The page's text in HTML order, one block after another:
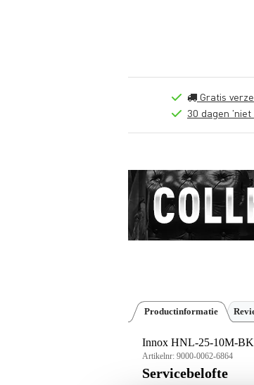
Gratis
30 dagen
Productinformatie
Innox HNL-25-10M-BK
Artikelnr: 9000-0062-6864
Servicebelofte